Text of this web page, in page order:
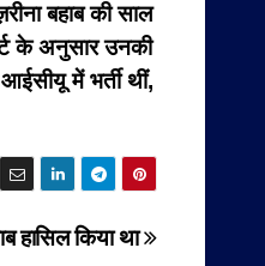
बहाब की साल
के अनुसार उनकी
में भर्ती थीं,
हासिल किया था